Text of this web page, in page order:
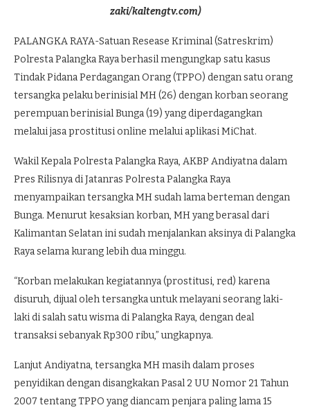
zaki/kaltengtv.com)
PALANGKA RAYA-Satuan Resease Kriminal (Satreskrim)
Polresta Palangka Raya berhasil mengungkap satu kasus
Tindak Pidana Perdagangan Orang (TPPO) dengan satu orang
tersangka pelaku berinisial MH (26) dengan korban seorang
perempuan berinisial Bunga (19) yang diperdagangkan
melalui jasa prostitusi online melalui aplikasi MiChat.
Wakil Kepala Polresta Palangka Raya, AKBP Andiyatna dalam
Pres Rilisnya di Jatanras Polresta Palangka Raya
menyampaikan tersangka MH sudah lama berteman dengan
Bunga. Menurut kesaksian korban, MH yang berasal dari
Kalimantan Selatan ini sudah menjalankan aksinya di Palangka
Raya selama kurang lebih dua minggu.
“Korban melakukan kegiatannya (prostitusi, red) karena
disuruh, dijual oleh tersangka untuk melayani seorang laki-
laki di salah satu wisma di Palangka Raya, dengan deal
transaksi sebanyak Rp300 ribu,” ungkapnya.
Lanjut Andiyatna, tersangka MH masih dalam proses
penyidikan dengan disangkakan Pasal 2 UU Nomor 21 Tahun
2007 tentang TPPO yang diancam penjara paling lama 15